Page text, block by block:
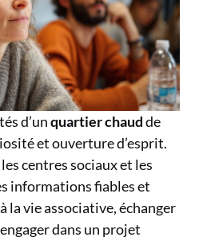
d’unquartier chaudde
et ouverture d’esprit.
centres sociaux et les
informations fiables et
la vie associative, échanger
dans un projet